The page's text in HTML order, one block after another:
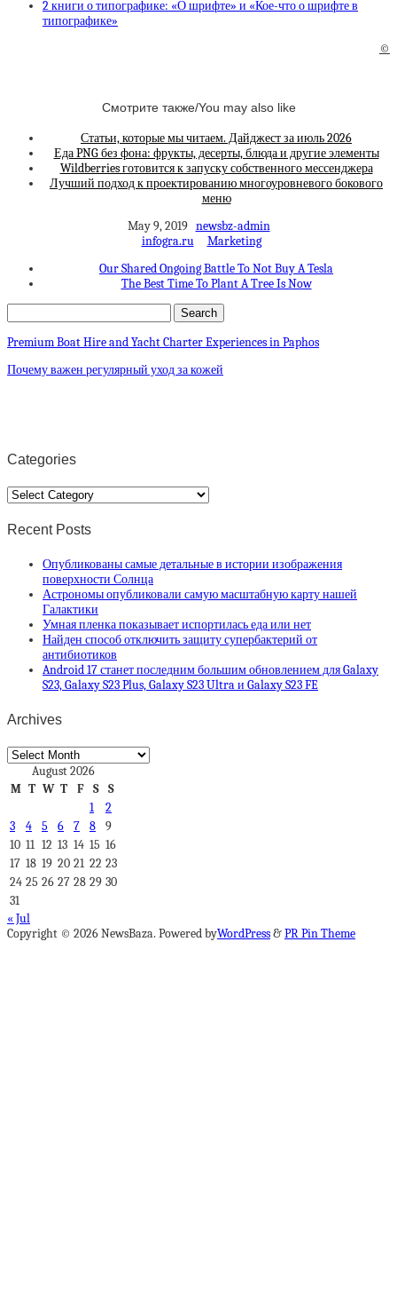
2 книги о типографике: «О шрифте» и «Кое-что о шрифте в
типографике»
©
Смотрите также/You may also like
Статьи, которые мы читаем. Дайджест за июль 2026
Еда PNG без фона: фрукты, десерты, блюда и другие элементы
Wildberries готовится к запуску собственного мессенджера
Лучший подход к проектированию многоуровневого бокового
меню
May 9, 2019 newsbz-admin
infogra.ru
Marketing
Our Shared Ongoing Battle To Not Buy A Tesla
The Best Time To Plant A Tree Is Now
Premium Boat Hire and Yacht Charter Experiences in Paphos
Почему важен регулярный уход за кожей
Categories
Categories
Recent Posts
Опубликованы самые детальные в истории изображения
поверхности Солнца
Астрономы опубликовали самую масштабную карту нашей
Галактики
Умная пленка показывает испортилась еда или нет
Найден способ отключить защиту супербактерий от
антибиотиков
Android 17 станет последним большим обновлением для Galaxy
S23, Galaxy S23 Plus, Galaxy S23 Ultra и Galaxy S23 FE
Archives
Archives
August 2026
M T W T F S
S
1
2
3
4 5 6 7 8
9
10 11 12 13 14 15 16
17 18 19 20 21 22 23
24 25 26 27 28 29 30
31
« Jul
Copyright © 2026 NewsBaza. Powered byWordPress&PR Pin Theme